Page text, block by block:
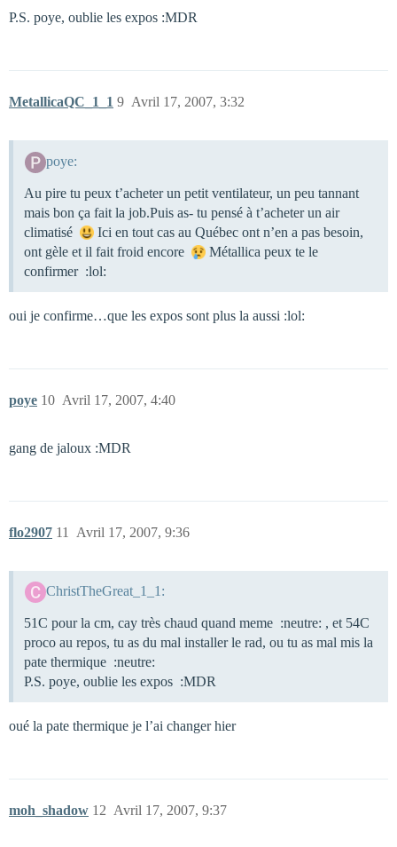
P.S. poye, oublie les expos :MDR
MetallicaQC_1_1 Avril 17, 2007, 3:32
9
poye:
Au pire tu peux t’acheter un petit ventilateur, un peu tannant
mais bon ça fait la job.Puis as- tu pensé à t’acheter un air
climatisé
Ici en tout cas au Québec ont n’en a pas besoin,
ont gèle et il fait froid encore
Métallica peux te le
confirmer :lol:
oui je confirme…que les expos sont plus la aussi :lol:
poye Avril 17, 2007, 4:40
10
gang de jaloux :MDR
flo2907 Avril 17, 2007, 9:36
11
ChristTheGreat_1_1:
51C pour la cm, cay très chaud quand meme :neutre: , et 54C
proco au repos, tu as du mal installer le rad, ou tu as mal mis la
pate thermique :neutre:
P.S. poye, oublie les expos :MDR
oué la pate thermique je l’ai changer hier
moh_shadow Avril 17, 2007, 9:37
12